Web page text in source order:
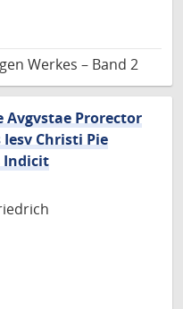
Werkes – Band 2
Avgvstae Prorector
Christi Pie
Indicit